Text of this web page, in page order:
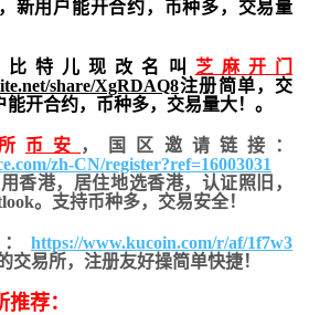
新用户能开合约， 币种多，交易量
特儿现改名叫 芝麻开门
share/XgRDAQ8注册简单，交
开合约，币种多，交易量大！。
币安
，国区邀请链接：
zh-CN/register?ref=16003031
香港，居住地选香港，认证照旧，
。支持币种多，交易安全！
：https://www.kucoin.com/r/af/1f7w3
交易所，注册友好操简单快捷！
荐：